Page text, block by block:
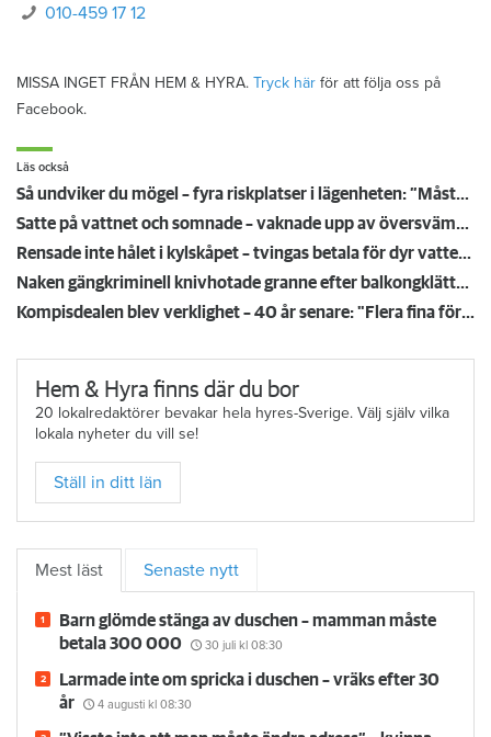
010-459 17 12
MISSA INGET FRÅN HEM & HYRA. Tryck här för att följa oss på
Facebook.
Läs också
Så undviker du mögel – fyra riskplatser i lägenheten: ”Måste städa bort”
Satte på vattnet och somnade – vaknade upp av översvämning hos grannen
Rensade inte hålet i kylskåpet – tvingas betala för dyr vattenskada
Naken gängkriminell knivhotade granne efter balkongklättring
Kompisdealen blev verklighet – 40 år senare: "Flera fina fördelar med att dela bostad"
Hem & Hyra finns där du bor
20 lokalredaktörer bevakar hela hyres-Sverige. Välj själv vilka
lokala nyheter du vill se!
Ställ in ditt län
Mest läst Senaste nytt
Barn glömde stänga av duschen – mamman måste
betala 300 000
30 juli kl 08:30
Larmade inte om spricka i duschen – vräks efter 30
år
4 augusti kl 08:30